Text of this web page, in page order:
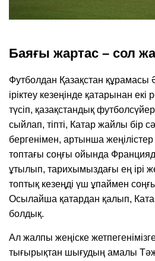
Баяғы жартас – сол
Футболдан Қазақстан
іріктеу кезеңінде қатарынан
түсіп, қазақстандық
сыйлап, тіпті, Катар жайлы бір
бергенімен, артынша
топтағы соңғы ойында
ұтылып, тарихымыздағы ең ірі
топтық кезеңді үш ұпаймен
Осылайша қатардан қалып,
болдық.
Ал жалпы жеңіске
тығырықтан шығудың амалы